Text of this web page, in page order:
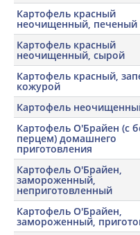
Картофель красный
неочищенный, печеный
Картофель красный
неочищенный, сырой
Картофель красный,
кожурой
Картофель
Картофель О'Брайен (с
перцем) домашнего
приготовления
Картофель О'Брайен,
замороженный,
неприготовленный
Картофель О'Брайен,
замороженный,